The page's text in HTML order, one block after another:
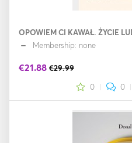
Membership: none
€21.88 €29.99
0 0